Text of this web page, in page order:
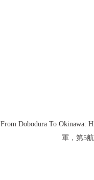
From Dobodura To Okinawa:
軍，第5